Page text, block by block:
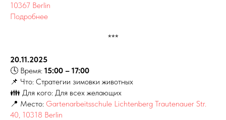
10367 Berlin
Подробнее
***
20.11.2025
🕓 Время: 15:00 – 17:00
📌 Что: Стратегии зимовки животных
👪 Для кого: Для всех желающих
📍 Место: Gartenarbeitsschule Lichtenberg Trautenauer Str.
40, 10318 Berlin